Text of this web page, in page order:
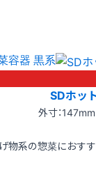
容器 黒系
SDホッ
外寸：
物系の惣菜におす